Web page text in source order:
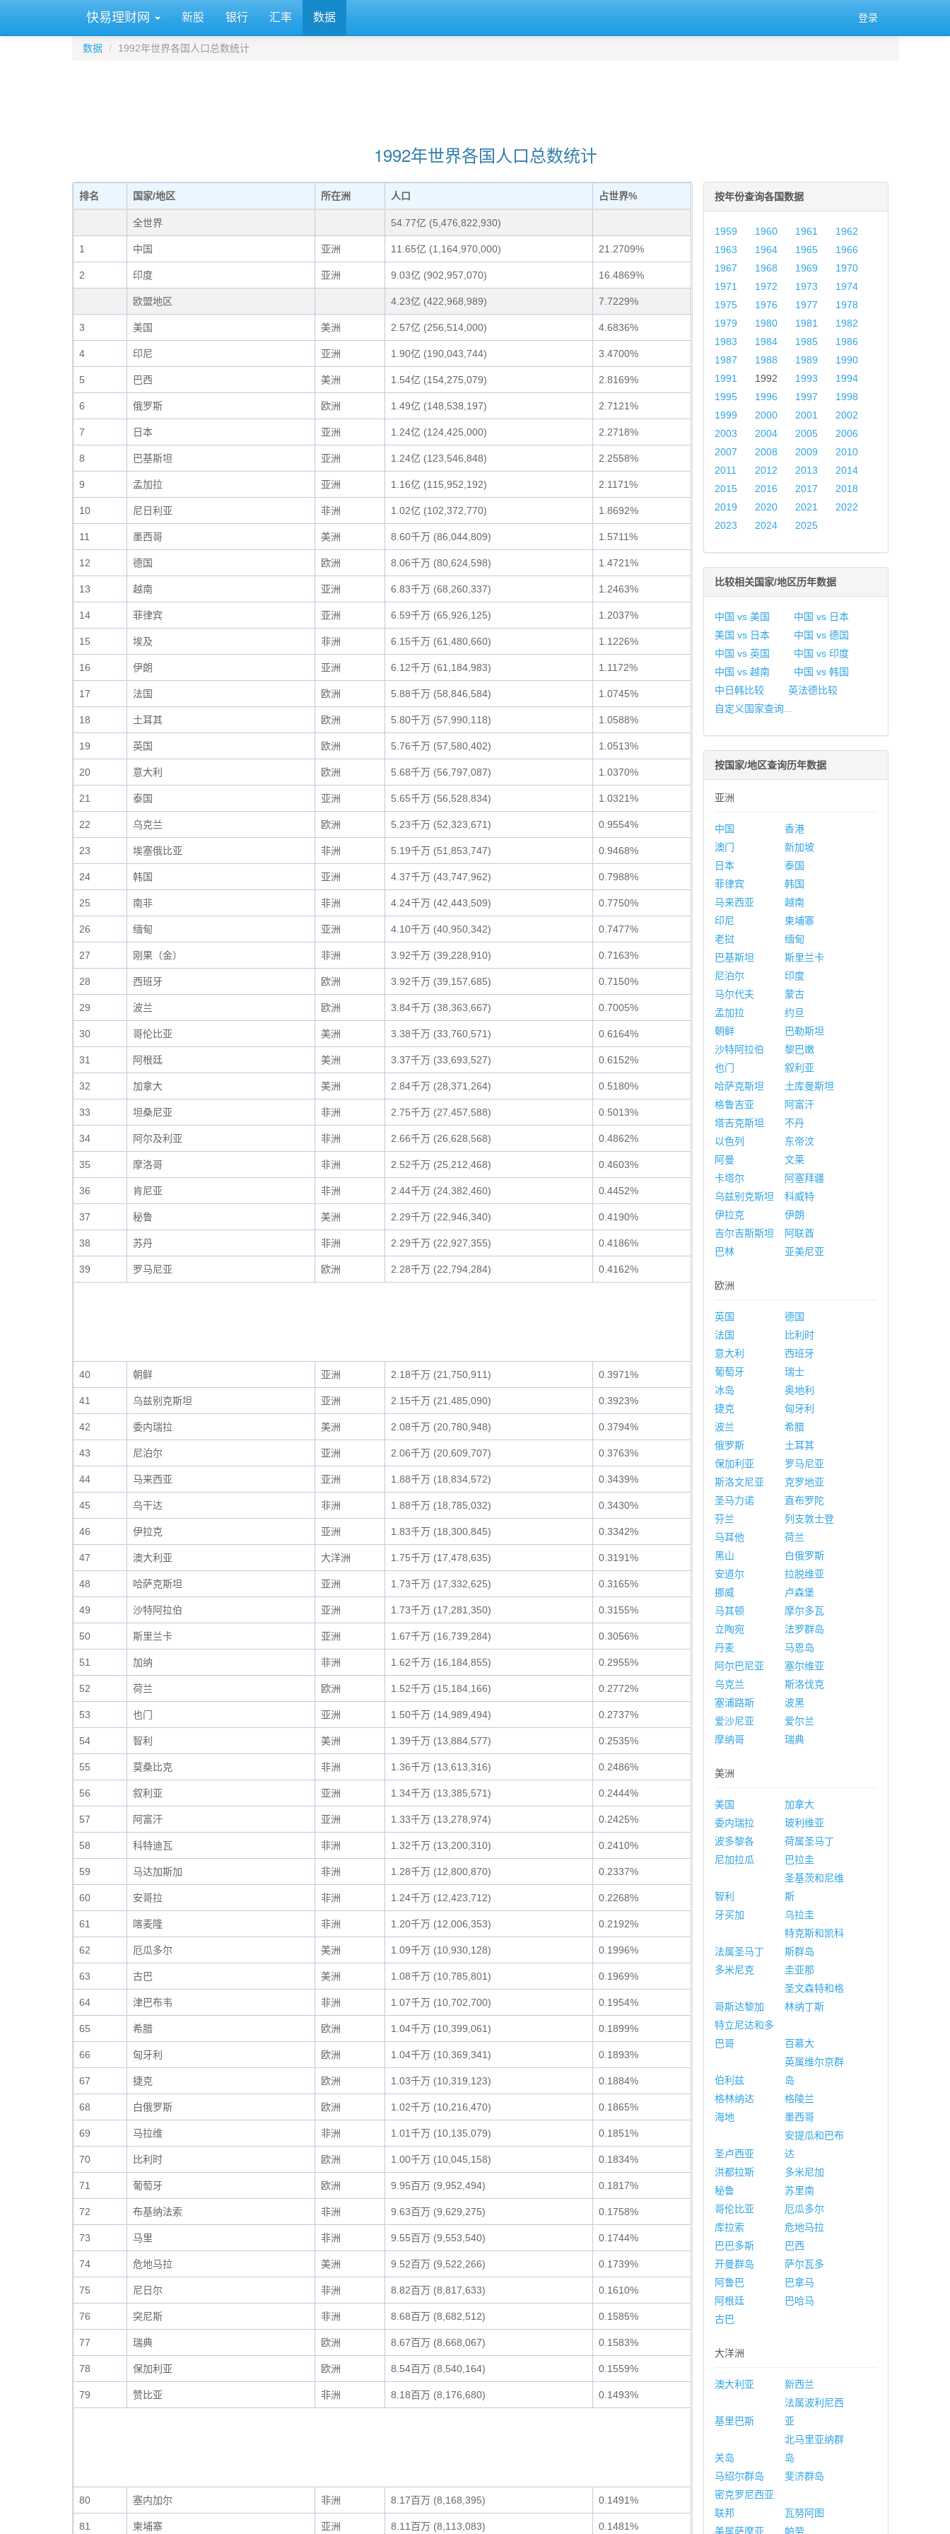
快易理财网 新股 银行 汇率 数据 登录
数据 1992年世界各国人口总数统计
1992年世界各国人口总数统计
排名 国家/地区 所在洲 人口 占世界%
全世界 54.77亿 (5,476,822,930)
1 中国 亚洲 11.65亿 (1,164,970,000) 21.2709%
2 印度 亚洲 9.03亿 (902,957,070) 16.4869%
欧盟地区 4.23亿 (422,968,989) 7.7229%
3 美国 美洲 2.57亿 (256,514,000) 4.6836%
4 印尼 亚洲 1.90亿 (190,043,744) 3.4700%
5 巴西 美洲 1.54亿 (154,275,079) 2.8169%
6 俄罗斯 欧洲 1.49亿 (148,538,197) 2.7121%
7 日本 亚洲 1.24亿 (124,425,000) 2.2718%
8 巴基斯坦 亚洲 1.24亿 (123,546,848) 2.2558%
9 孟加拉 亚洲 1.16亿 (115,952,192) 2.1171%
10 尼日利亚 非洲 1.02亿 (102,372,770) 1.8692%
11 墨西哥 美洲 8.60千万 (86,044,809) 1.5711%
12 德国 欧洲 8.06千万 (80,624,598) 1.4721%
13 越南 亚洲 6.83千万 (68,260,337) 1.2463%
14 菲律宾 亚洲 6.59千万 (65,926,125) 1.2037%
15 埃及 非洲 6.15千万 (61,480,660) 1.1226%
16 伊朗 亚洲 6.12千万 (61,184,983) 1.1172%
17 法国 欧洲 5.88千万 (58,846,584) 1.0745%
18 土耳其 欧洲 5.80千万 (57,990,118) 1.0588%
19 英国 欧洲 5.76千万 (57,580,402) 1.0513%
20 意大利 欧洲 5.68千万 (56,797,087) 1.0370%
21 泰国 亚洲 5.65千万 (56,528,834) 1.0321%
22 乌克兰 欧洲 5.23千万 (52,323,671) 0.9554%
23 埃塞俄比亚 非洲 5.19千万 (51,853,747) 0.9468%
24 韩国 亚洲 4.37千万 (43,747,962) 0.7988%
25 南非 非洲 4.24千万 (42,443,509) 0.7750%
26 缅甸 亚洲 4.10千万 (40,950,342) 0.7477%
27 刚果（金） 非洲 3.92千万 (39,228,910) 0.7163%
28 西班牙 欧洲 3.92千万 (39,157,685) 0.7150%
29 波兰 欧洲 3.84千万 (38,363,667) 0.7005%
30 哥伦比亚 美洲 3.38千万 (33,760,571) 0.6164%
31 阿根廷 美洲 3.37千万 (33,693,527) 0.6152%
32 加拿大 美洲 2.84千万 (28,371,264) 0.5180%
33 坦桑尼亚 非洲 2.75千万 (27,457,588) 0.5013%
34 阿尔及利亚 非洲 2.66千万 (26,628,568) 0.4862%
35 摩洛哥 非洲 2.52千万 (25,212,468) 0.4603%
36 肯尼亚 非洲 2.44千万 (24,382,460) 0.4452%
37 秘鲁 美洲 2.29千万 (22,946,340) 0.4190%
38 苏丹 非洲 2.29千万 (22,927,355) 0.4186%
39 罗马尼亚 欧洲 2.28千万 (22,794,284) 0.4162%
40 朝鲜 亚洲 2.18千万 (21,750,911) 0.3971%
41 乌兹别克斯坦 亚洲 2.15千万 (21,485,090) 0.3923%
42 委内瑞拉 美洲 2.08千万 (20,780,948) 0.3794%
43 尼泊尔 亚洲 2.06千万 (20,609,707) 0.3763%
44 马来西亚 亚洲 1.88千万 (18,834,572) 0.3439%
45 乌干达 非洲 1.88千万 (18,785,032) 0.3430%
46 伊拉克 亚洲 1.83千万 (18,300,845) 0.3342%
47 澳大利亚 大洋洲 1.75千万 (17,478,635) 0.3191%
48 哈萨克斯坦 亚洲 1.73千万 (17,332,625) 0.3165%
49 沙特阿拉伯 亚洲 1.73千万 (17,281,350) 0.3155%
50 斯里兰卡 亚洲 1.67千万 (16,739,284) 0.3056%
51 加纳 非洲 1.62千万 (16,184,855) 0.2955%
52 荷兰 欧洲 1.52千万 (15,184,166) 0.2772%
53 也门 亚洲 1.50千万 (14,989,494) 0.2737%
54 智利 美洲 1.39千万 (13,884,577) 0.2535%
55 莫桑比克 非洲 1.36千万 (13,613,316) 0.2486%
56 叙利亚 亚洲 1.34千万 (13,385,571) 0.2444%
57 阿富汗 亚洲 1.33千万 (13,278,974) 0.2425%
58 科特迪瓦 非洲 1.32千万 (13,200,310) 0.2410%
59 马达加斯加 非洲 1.28千万 (12,800,870) 0.2337%
60 安哥拉 非洲 1.24千万 (12,423,712) 0.2268%
61 喀麦隆 非洲 1.20千万 (12,006,353) 0.2192%
62 厄瓜多尔 美洲 1.09千万 (10,930,128) 0.1996%
63 古巴 美洲 1.08千万 (10,785,801) 0.1969%
64 津巴布韦 非洲 1.07千万 (10,702,700) 0.1954%
65 希腊 欧洲 1.04千万 (10,399,061) 0.1899%
66 匈牙利 欧洲 1.04千万 (10,369,341) 0.1893%
67 捷克 欧洲 1.03千万 (10,319,123) 0.1884%
68 白俄罗斯 欧洲 1.02千万 (10,216,470) 0.1865%
69 马拉维 非洲 1.01千万 (10,135,079) 0.1851%
70 比利时 欧洲 1.00千万 (10,045,158) 0.1834%
71 葡萄牙 欧洲 9.95百万 (9,952,494) 0.1817%
72 布基纳法索 非洲 9.63百万 (9,629,275) 0.1758%
73 马里 非洲 9.55百万 (9,553,540) 0.1744%
74 危地马拉 美洲 9.52百万 (9,522,266) 0.1739%
75 尼日尔 非洲 8.82百万 (8,817,633) 0.1610%
76 突尼斯 非洲 8.68百万 (8,682,512) 0.1585%
77 瑞典 欧洲 8.67百万 (8,668,067) 0.1583%
78 保加利亚 欧洲 8.54百万 (8,540,164) 0.1559%
79 赞比亚 非洲 8.18百万 (8,176,680) 0.1493%
80 塞内加尔 非洲 8.17百万 (8,168,395) 0.1491%
81 柬埔寨 亚洲 8.11百万 (8,113,083) 0.1481%
按年份查询各国数据
1959 1960 1961
1962
1963
1964 1965
1966
1967
1968 1969
1970
1971
1972 1973
1974
1975
1976 1977
1978
1979
1980 1981
1982
1983
1984 1985
1986
1987
1988 1989
1990
1991
1992 1993
1994
1995
1996 1997
1998
1999
2000 2001
2002
2003
2004 2005
2006
2007
2008 2009
2010
2011
2012 2013
2014
2015
2016 2017
2018
2019
2020 2021
2022
2023
2024 2025
比较相关国家/地区历年数据
中国 vs 美国
中国 vs 日本
美国 vs 日本
中国 vs 德国
中国 vs 英国
中国 vs 印度
中国 vs 越南
中国 vs 韩国
中日韩比较
英法德比较
自定义国家查询...
按国家/地区查询历年数据
亚洲
中国
香港
澳门
新加坡
日本
泰国
菲律宾
韩国
马来西亚
越南
印尼
柬埔寨
老挝
缅甸
巴基斯坦
斯里兰卡
尼泊尔
印度
马尔代夫
蒙古
孟加拉
约旦
朝鲜
巴勒斯坦
沙特阿拉伯
黎巴嫩
也门
叙利亚
哈萨克斯坦
土库曼斯坦
格鲁吉亚
阿富汗
塔吉克斯坦
不丹
以色列
东帝汶
阿曼
文莱
卡塔尔
阿塞拜疆
乌兹别克斯坦
科威特
伊拉克
伊朗
吉尔吉斯斯坦
阿联酋
巴林
亚美尼亚
欧洲
英国
德国
法国
比利时
意大利
西班牙
葡萄牙
瑞士
冰岛
奥地利
捷克
匈牙利
波兰
希腊
俄罗斯
土耳其
保加利亚
罗马尼亚
斯洛文尼亚
克罗地亚
圣马力诺
直布罗陀
芬兰
列支敦士登
马耳他
荷兰
黑山
白俄罗斯
安道尔
拉脱维亚
挪威
卢森堡
马其顿
摩尔多瓦
立陶宛
法罗群岛
丹麦
马恩岛
阿尔巴尼亚
塞尔维亚
乌克兰
斯洛伐克
塞浦路斯
波黑
爱沙尼亚
爱尔兰
摩纳哥
瑞典
美洲
美国
加拿大
委内瑞拉
玻利维亚
波多黎各
荷属圣马丁
尼加拉瓜
巴拉圭
智利
圣基茨和尼维
斯
牙买加
乌拉圭
法属圣马丁
特克斯和凯科
斯群岛
多米尼克
圭亚那
哥斯达黎加
圣文森特和格
林纳丁斯
特立尼达和多
巴哥
百慕大
伯利兹
英属维尔京群
岛
格林纳达
格陵兰
海地
墨西哥
圣卢西亚
安提瓜和巴布
达
洪都拉斯
多米尼加
秘鲁
苏里南
哥伦比亚
厄瓜多尔
库拉索
危地马拉
巴巴多斯
巴西
开曼群岛
萨尔瓦多
阿鲁巴
巴拿马
阿根廷
巴哈马
古巴
大洋洲
澳大利亚 新西兰
基里巴斯
法属波利尼西
亚
关岛
北马里亚纳群
岛
马绍尔群岛
斐济群岛
密克罗尼西亚
联邦
瓦努阿图
美属萨摩亚
帕劳